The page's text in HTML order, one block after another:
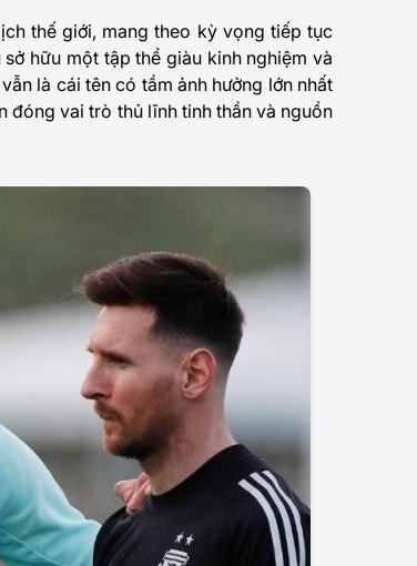
thế giới, mang theo kỳ vọng tiếp tục
hữu một tập thể giàu kinh nghiệm và
là cái tên có tầm ảnh hưởng lớn nhất
đóng vai trò thủ lĩnh tinh thần và nguồn